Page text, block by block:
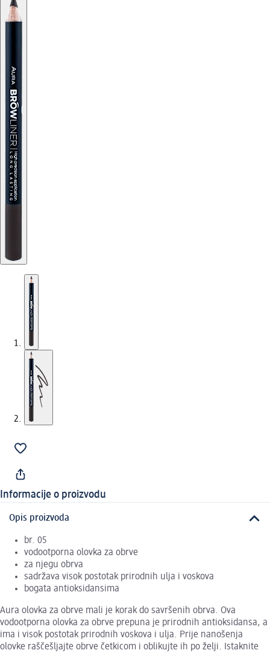
Informacije o proizvodu
Opis proizvoda
br. 05
vodootporna olovka za obrve
za njegu obrva
sadržava visok postotak prirodnih ulja i voskova
bogata antioksidansima
Aura olovka za obrve mali je korak do savršenih obrva. Ova
vodootporna olovka za obrve prepuna je prirodnih antioksidansa, a
ima i visok postotak prirodnih voskova i ulja. Prije nanošenja
olovke raščešljajte obrve četkicom i oblikujte ih po želji. Istaknite